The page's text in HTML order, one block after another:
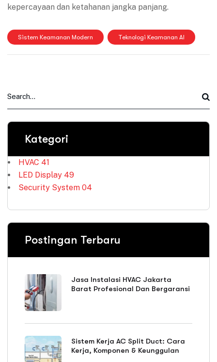
kepercayaan dan ketahanan jangka panjang.
Sistem Keamanan Modern Teknologi Keamanan AI
Kategori
HVAC 41
LED Display 49
Security System 04
Postingan Terbaru
Jasa Instalasi HVAC Jakarta
Barat Profesional Dan Bergaransi
Sistem Kerja AC Split Duct: Cara
Kerja, Komponen & Keunggulan